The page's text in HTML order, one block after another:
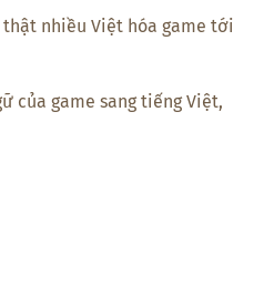
nhiều Việt hóa game tới
của game sang tiếng Việt,